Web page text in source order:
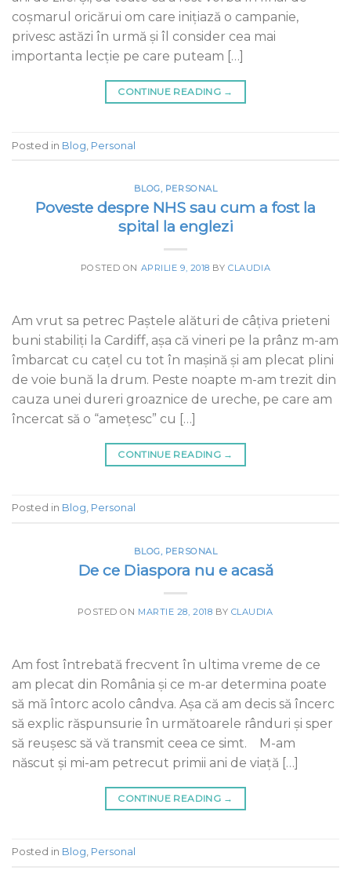
coșmarul oricărui om care inițiază o campanie,
privesc astăzi în urmă și îl consider cea mai
importanta lecție pe care puteam […]
CONTINUE READING →
Posted in Blog Personal
BLOG, PERSONAL
Poveste despre NHS sau cum a fost la
spital la englezi
POSTED ON APRILIE 9, 2018 BYCLAUDIA
Am vrut sa petrec Paştele alături de câţiva prieteni
buni stabiliţi la Cardiff, aşa că vineri pe la prânz m-am
îmbarcat cu caţel cu tot în maşină şi am plecat plini
de voie bună la drum. Peste noapte m-am trezit din
cauza unei dureri groaznice de ureche, pe care am
încercat să o “amețesc” cu […]
CONTINUE READING →
Posted in Blog, Personal
BLOG, PERSONAL
De ce Diaspora nu e acasă
POSTED ON MARTIE 28, 2018 BY CLAUDIA
Am fost întrebată frecvent în ultima vreme de ce
am plecat din România și ce m-ar determina poate
să mă întorc acolo cândva. Așa că am decis să încerc
să explic răspunsurie în următoarele rânduri și sper
să reușesc să vă transmit ceea ce simt. M-am
născut şi mi-am petrecut primii ani de viaţă […]
CONTINUE READING →
Posted in Blog Personal